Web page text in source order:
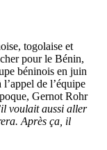
togolaise et
pour le Bénin,
béninois en juin
de l’équipe
Gernot Rohr
voulait aussi aller
Après ça, il